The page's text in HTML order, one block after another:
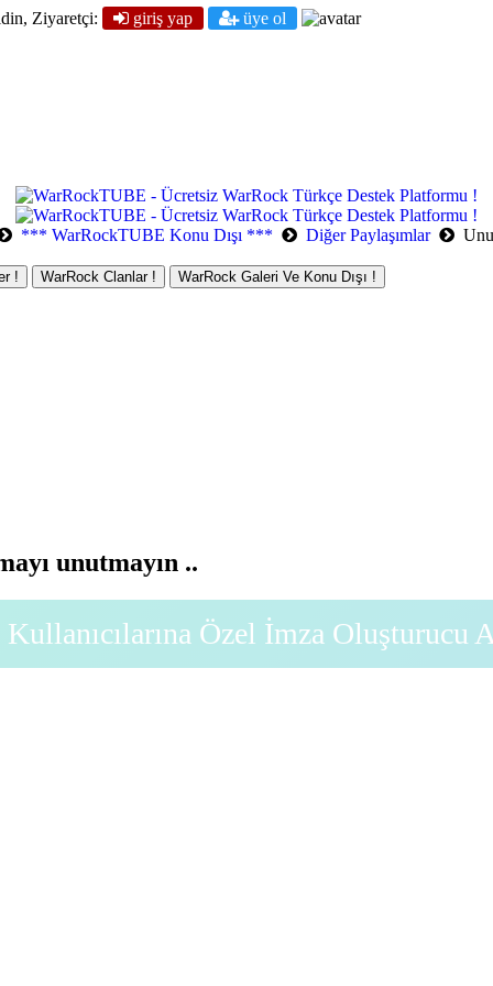
Ziyaretçi: giriş yap üye ol
*** WarRockTUBE Konu Dışı *** Diğer Paylaşımlar
! WarRock Clanlar ! WarRock Galeri Ve Konu Dışı !
unutmayın ..
Kullanıcılarına Özel İmza